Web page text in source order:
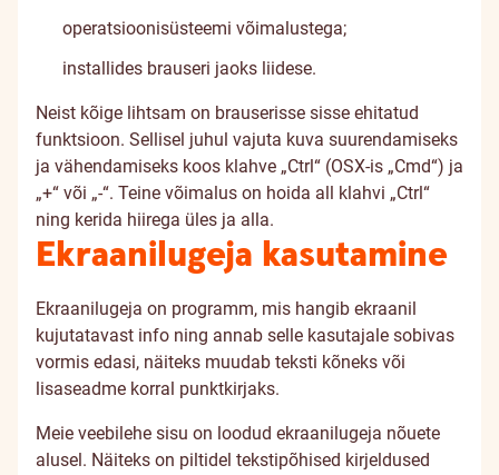
operatsioonisüsteemi võimalustega;
installides brauseri jaoks liidese.
Neist kõige lihtsam on brauserisse sisse ehitatud
funktsioon. Sellisel juhul vajuta kuva suurendamiseks
ja vähendamiseks koos klahve „Ctrl“ (OSX-is „Cmd“) ja
„+“ või „-“. Teine võimalus on hoida all klahvi „Ctrl“
ning kerida hiirega üles ja alla.
Ekraanilugeja kasutamine
Ekraanilugeja on programm, mis hangib ekraanil
kujutatavast info ning annab selle kasutajale sobivas
vormis edasi, näiteks muudab teksti kõneks või
lisaseadme korral punktkirjaks.
Meie veebilehe sisu on loodud ekraanilugeja nõuete
alusel. Näiteks on piltidel tekstipõhised kirjeldused